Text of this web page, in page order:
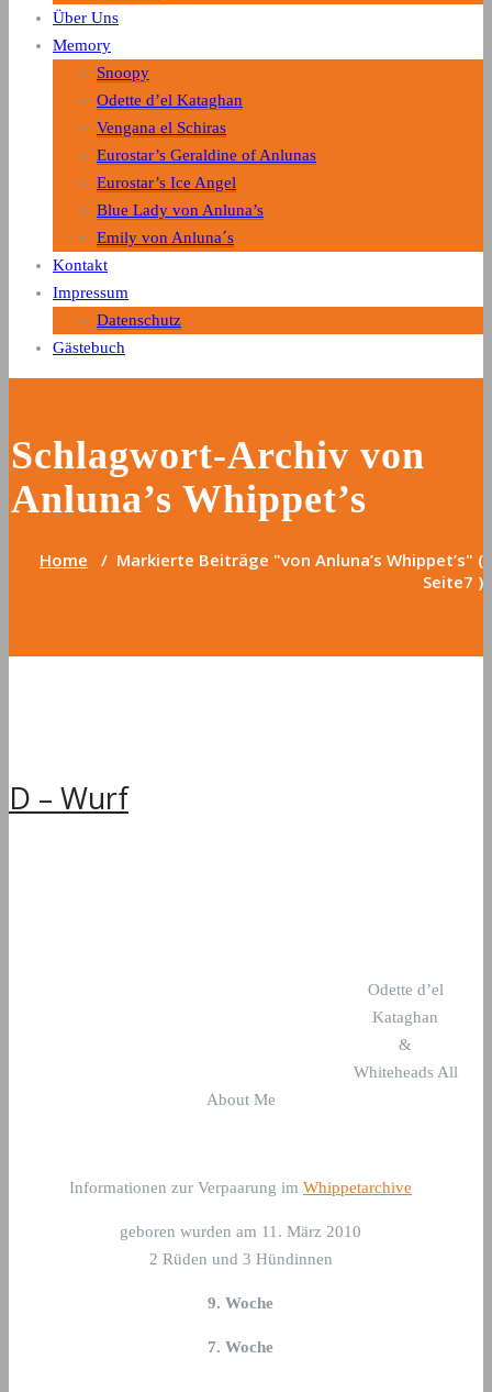
Über Uns
Memory
Snoopy
Odette d’el Kataghan
Vengana el Schiras
Eurostar’s Geraldine of Anlunas
Eurostar’s Ice Angel
Blue Lady von Anluna’s
Emily von Anluna´s
Kontakt
Impressum
Datenschutz
Gästebuch
Schlagwort-Archiv von
Anluna’s Whippet’s
Home / Markierte Beiträge "von Anluna’s Whippet’s" (
Seite7 )
D – Wurf
Odette d’el
Kataghan
&
Whiteheads All
About Me
Informationen zur Verpaarung im Whippetarchive
geboren wurden am 11. März 2010
2 Rüden und 3 Hündinnen
9. Woche
7. Woche